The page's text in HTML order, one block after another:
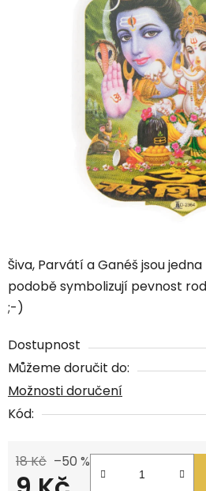
Šiva, Parvátí a Ganéš jsou
podobě symbolizují pevnost
;-)
Dostupnost
Můžeme doručit do:
Možnosti doručení
Kód:
18 Kč –50 %